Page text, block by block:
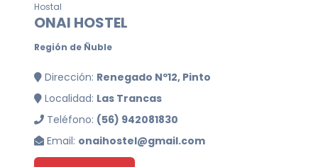
Hostal
ONAI HOSTEL
Región de Ñuble
Dirección: Renegado Nº12, Pinto
Localidad: Las Trancas
Teléfono: (56) 942081830
Email: onaihostel@gmail.com